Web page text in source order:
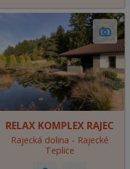
RELAX KOMPLEX RAJEC
Rajecká dolina - Rajecké
Teplice